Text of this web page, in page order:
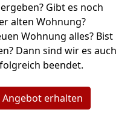
Gibt es noch
alten Wohnung?
Wohnung alles? Bist
Dann sind wir es auch
beendet.
Angebot erhalten